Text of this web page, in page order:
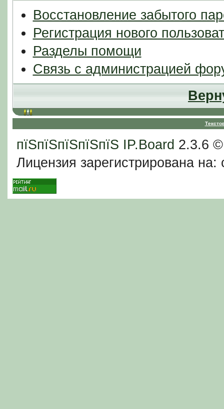
Восстановление забытого
Регистрация нового
Разделы помощи
Связь с администрацией
пїЅпїЅпїЅпїЅпїЅ IP.Board 2.3.6
Лицензия зарегистрирована